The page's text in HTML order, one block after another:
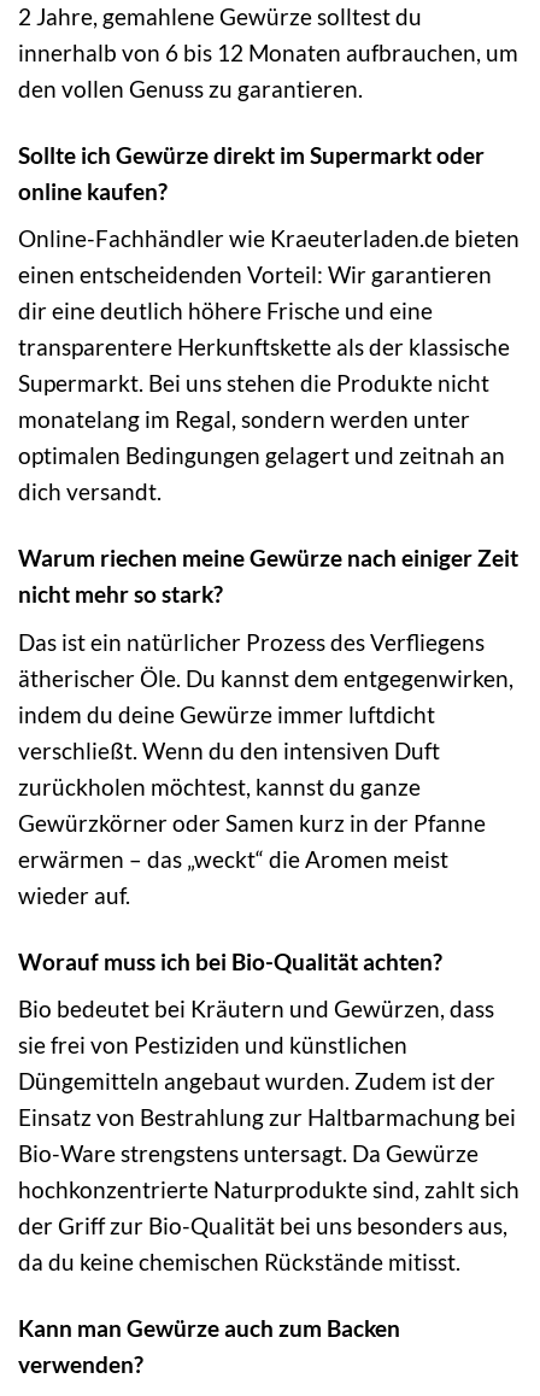
2 Jahre, gemahlene Gewürze solltest du
innerhalb von 6 bis 12 Monaten aufbrauchen, um
den vollen Genuss zu garantieren.
Sollte ich Gewürze direkt im Supermarkt oder
online kaufen?
Online-Fachhändler wie Kraeuterladen.de bieten
einen entscheidenden Vorteil: Wir garantieren
dir eine deutlich höhere Frische und eine
transparentere Herkunftskette als der klassische
Supermarkt. Bei uns stehen die Produkte nicht
monatelang im Regal, sondern werden unter
optimalen Bedingungen gelagert und zeitnah an
dich versandt.
Warum riechen meine Gewürze nach einiger Zeit
nicht mehr so stark?
Das ist ein natürlicher Prozess des Verfliegens
ätherischer Öle. Du kannst dem entgegenwirken,
indem du deine Gewürze immer luftdicht
verschließt. Wenn du den intensiven Duft
zurückholen möchtest, kannst du ganze
Gewürzkörner oder Samen kurz in der Pfanne
erwärmen – das „weckt“ die Aromen meist
wieder auf.
Worauf muss ich bei Bio-Qualität achten?
Bio bedeutet bei Kräutern und Gewürzen, dass
sie frei von Pestiziden und künstlichen
Düngemitteln angebaut wurden. Zudem ist der
Einsatz von Bestrahlung zur Haltbarmachung bei
Bio-Ware strengstens untersagt. Da Gewürze
hochkonzentrierte Naturprodukte sind, zahlt sich
der Griff zur Bio-Qualität bei uns besonders aus,
da du keine chemischen Rückstände mitisst.
Kann man Gewürze auch zum Backen
verwenden?